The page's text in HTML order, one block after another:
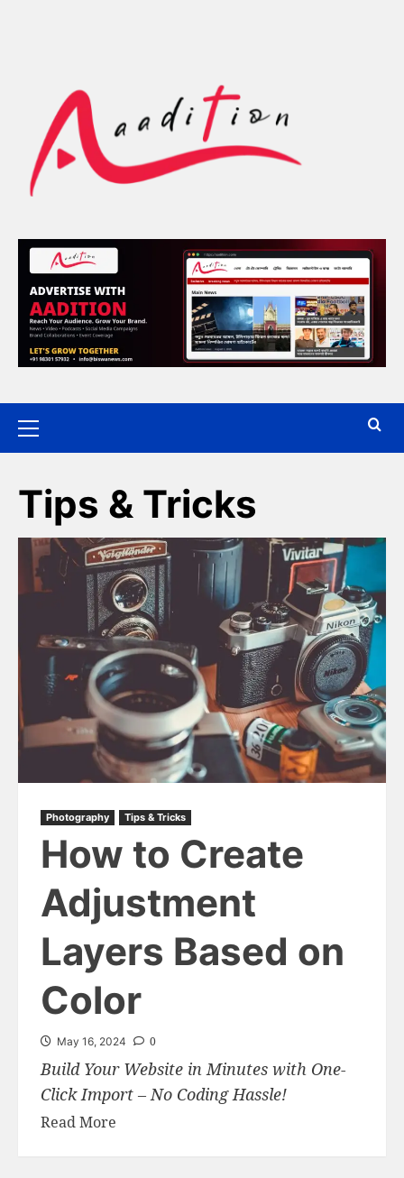
Tips & Tricks
Photography Tips & Tricks
How to Create
Adjustment
Layers Based on
Color
May 16, 2024 0
Build Your Website in Minutes with One-
Click Import – No Coding Hassle!
Read More